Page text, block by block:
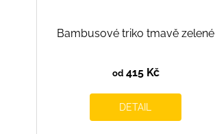
Bambusové triko tmavě zelené
od415 Kč
DETAIL